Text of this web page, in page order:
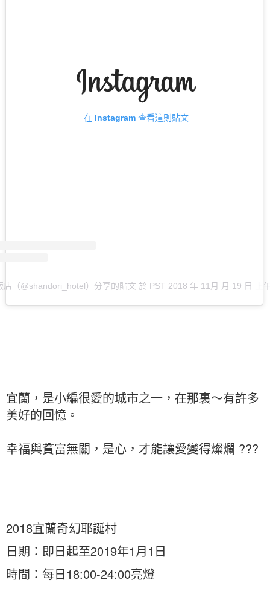
在 Instagram 查看這則貼文
店（@shandori_hotel）分享的貼文 於 PST 2018 年 11月 月 19 日 上
宜蘭，是小編很愛的城市之一，在那裏～有許多
美好的回憶。
幸福與貧富無關，是心，才能讓愛變得燦爛 ???
2018宜蘭奇幻耶誕村
日期：即日起至2019年1月1日
時間：每日18:00-24:00亮燈